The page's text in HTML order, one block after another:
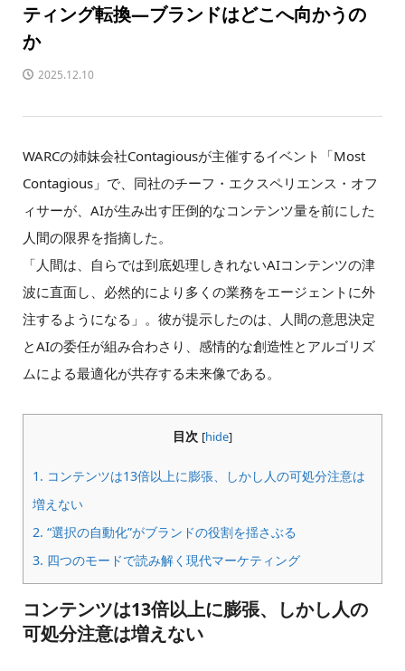
ティング転換—ブランドはどこへ向かうの
か
2025.12.10
WARCの姉妹会社Contagiousが主催するイベント「Most
Contagious」で、同社のチーフ・エクスペリエンス・オフ
ィサーが、AIが生み出す圧倒的なコンテンツ量を前にした
人間の限界を指摘した。
「人間は、自らでは到底処理しきれないAIコンテンツの津
波に直面し、必然的により多くの業務をエージェントに外
注するようになる」。彼が提示したのは、人間の意思決定
とAIの委任が組み合わさり、感情的な創造性とアルゴリズ
ムによる最適化が共存する未来像である。
目次 [hide]
1. コンテンツは13倍以上に膨張、しかし人の可処分注意は
増えない
2. “選択の自動化”がブランドの役割を揺さぶる
3. 四つのモードで読み解く現代マーケティング
コンテンツは13倍以上に膨張、しかし人の
可処分注意は増えない